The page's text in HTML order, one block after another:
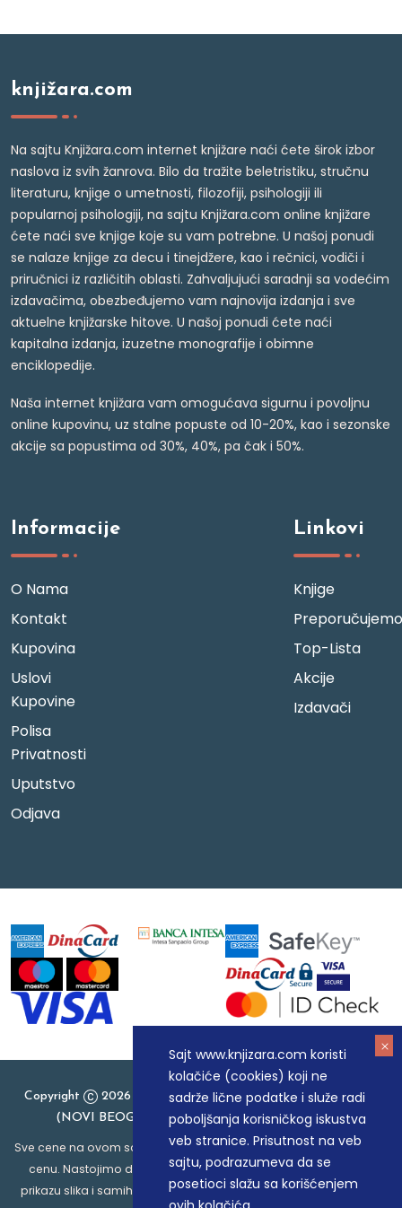
Sajt www.knjizara.com koristi
kolačiće (cookies) koji ne
sadrže lične podatke i služe radi
poboljšanja korisničkog iskustva
veb stranice. Prisutnost na veb
sajtu, podrazumeva da se
posetioci slažu sa korišćenjem
knjižara.com
Na sajtu Knjižara.com internet knjižare naći ćete širok izbor
naslova iz svih žanrova. Bilo da tražite beletristiku, stručnu
literaturu, knjige o umetnosti, filozofiji, psihologiji ili
popularnoj psihologiji, na sajtu Knjižara.com online knjižare
ćete naći sve knjige koje su vam potrebne. U našoj ponudi
se nalaze knjige za decu i tinejdžere, kao i rečnici, vodiči i
priručnici iz različitih oblasti. Zahvaljujući saradnji sa vodećim
izdavačima, obezbeđujemo vam najnovija izdanja i sve
aktuelne knjižarske hitove. U našoj ponudi ćete naći
kapitalna izdanja, izuzetne monografije i obimne
enciklopedije.
Naša internet knjižara vam omogućava sigurnu i povoljnu
online kupovinu, uz stalne popuste od 10-20%, kao i sezonske
akcije sa popustima od 30%, 40%, pa čak i 50%.
Informacije
O Nama
Kontakt
Kupovina
Uslovi
Kupovine
Polisa
Privatnosti
Uputstvo
Odjava
Linkovi
Knjige
Preporučujemo
Top-Lista
Akcije
Izdavači
Copyright
2026 Knjizara.com - MAKART DOO BEOGRAD
(NOVI BEOGRAD), PIB: 105184104, MB: 20337524
Sve cene na ovom sajtu iskazane su u dinarima. PDV je uračunat u
cenu. Nastojimo da budemo što precizniji u opisu proizvoda,
prikazu slika i samih cena, ali ne možemo garantovati da su sve